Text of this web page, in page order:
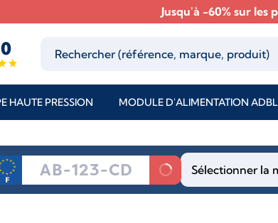
Jusqu'à -60% sur les
HAUTE PRESSION MODULE D'ALIMENTATION
Sélectionner la